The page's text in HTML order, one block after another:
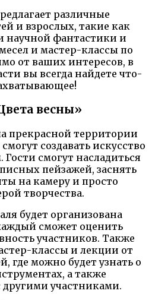
различные
и взрослых, такие как
научной фантастики и
и мастер-классы по
от ваших интересов, в
вы всегда найдете что-
весны»
прекрасной территории
создавать искусство
смогут насладиться
пейзажей, заснять
на камеру и просто
творчества.
будет организована
сможет оценить
участников. Также
классы и лекции от
где можно будет узнать о
а также
участниками.